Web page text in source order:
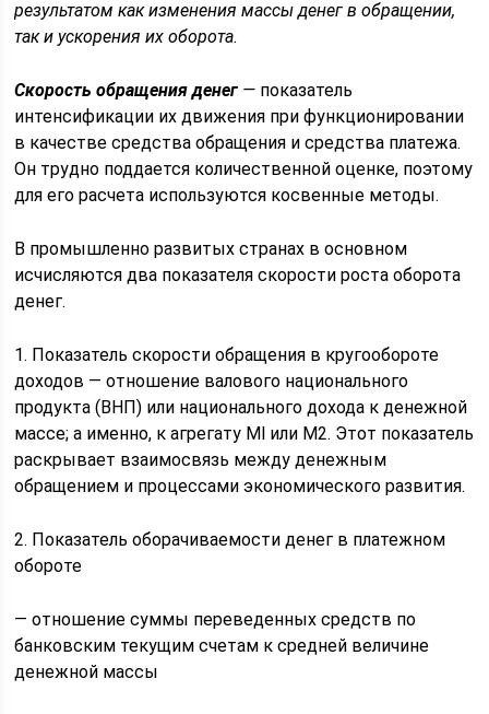
результатом как изменения массы денег в обращении,
так и ускорения их оборота.
Скорость обращения денег — показатель
интенсификации их движения при функционировании
в качестве средства обращения и средства платежа.
Он трудно поддается количественной оценке, поэтому
для его расчета используются косвенные методы.
В промышленно развитых странах в основном
исчисляются два показателя скорости роста оборота
денег.
1. Показатель скорости обращения в кругообороте
доходов — отношение валового национального
продукта (ВНП) или национального дохода к денежной
массе; а именно, к агрегату Ml или М2. Этот показатель
раскрывает взаимосвязь между денежным
обращением и процессами экономического развития.
2. Показатель оборачиваемости денег в платежном
обороте
— отношение суммы переведенных средств по
банковским текущим счетам к средней величине
денежной массы